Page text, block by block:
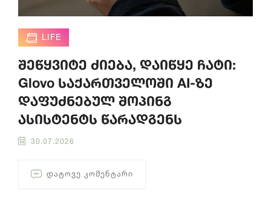
LIFE
შეწყვიტე ძიება, დაიწყე ჩატი:
Glovo საქართველოში AI-ზე
დაფუძნებულ შოპინგ
ასისტენტს წარადგენს
30.07.2026
ᲓᲐᲢᲝᲕᲔ ᲙᲝᲛᲔᲜᲢᲐᲠᲘ